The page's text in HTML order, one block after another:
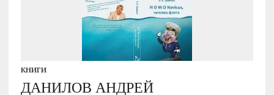
КНИГИ
ДАНИЛОВ АНДРЕЙ